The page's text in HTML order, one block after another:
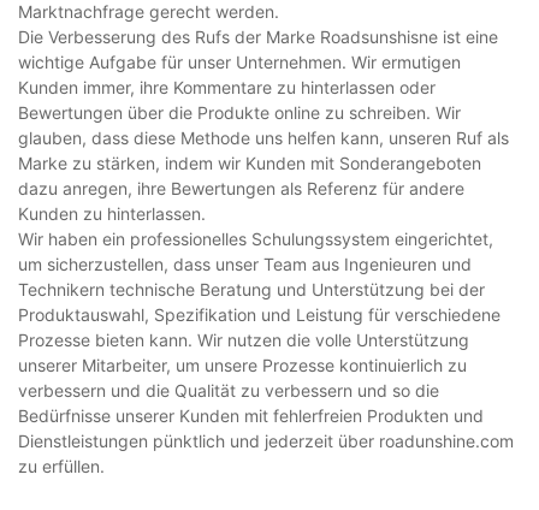
Marktnachfrage gerecht werden.
Die Verbesserung des Rufs der Marke Roadsunshisne ist eine
wichtige Aufgabe für unser Unternehmen. Wir ermutigen
Kunden immer, ihre Kommentare zu hinterlassen oder
Bewertungen über die Produkte online zu schreiben. Wir
glauben, dass diese Methode uns helfen kann, unseren Ruf als
Marke zu stärken, indem wir Kunden mit Sonderangeboten
dazu anregen, ihre Bewertungen als Referenz für andere
Kunden zu hinterlassen.
Wir haben ein professionelles Schulungssystem eingerichtet,
um sicherzustellen, dass unser Team aus Ingenieuren und
Technikern technische Beratung und Unterstützung bei der
Produktauswahl, Spezifikation und Leistung für verschiedene
Prozesse bieten kann. Wir nutzen die volle Unterstützung
unserer Mitarbeiter, um unsere Prozesse kontinuierlich zu
verbessern und die Qualität zu verbessern und so die
Bedürfnisse unserer Kunden mit fehlerfreien Produkten und
Dienstleistungen pünktlich und jederzeit über roadunshine.com
zu erfüllen.